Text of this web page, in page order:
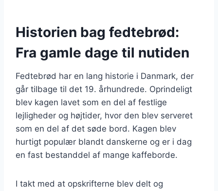
Historien bag fedtebrød:
Fra gamle dage til nutiden
Fedtebrød har en lang historie i Danmark, der
går tilbage til det 19. århundrede. Oprindeligt
blev kagen lavet som en del af festlige
lejligheder og højtider, hvor den blev serveret
som en del af det søde bord. Kagen blev
hurtigt populær blandt danskerne og er i dag
en fast bestanddel af mange kaffeborde.
I takt med at opskrifterne blev delt og